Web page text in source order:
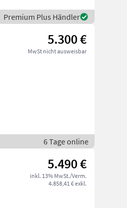
Premium Plus Händler
5.300 €
MwSt nicht ausweisbar
6 Tage online
5.490 €
inkl. 13% MwSt./Verm.
4.858,41 € exkl.